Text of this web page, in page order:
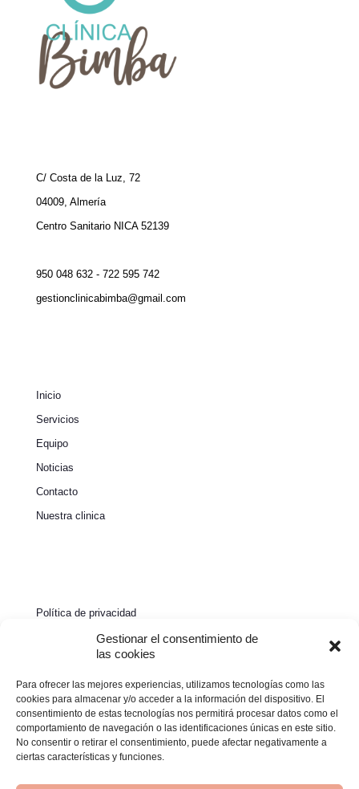
Gestionar el consentimiento de
las cookies
Para ofrecer las mejores experiencias, utilizamos tecnologías como las
cookies para almacenar y/o acceder a la información del dispositivo. El
consentimiento de estas tecnologías nos permitirá procesar datos como el
comportamiento de navegación o las identificaciones únicas en este sitio.
No consentir o retirar el consentimiento, puede afectar negativamente a
ciertas características y funciones.
C/ Costa de la Luz, 72
04009, Almería
Centro Sanitario NICA 52139
950 048 632 - 722 595 742
gestionclinicabimba@gmail.com
Inicio
Servicios
Equipo
Noticias
Contacto
Nuestra clinica
Política de privacidad
Política de cookies
Declaración de accesibilidad